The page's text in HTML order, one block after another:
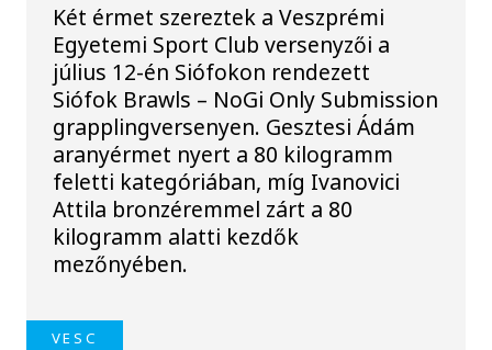
Két érmet szereztek a Veszprémi
Egyetemi Sport Club versenyzői a
július 12-én Siófokon rendezett
Siófok Brawls – NoGi Only Submission
grapplingversenyen. Gesztesi Ádám
aranyérmet nyert a 80 kilogramm
feletti kategóriában, míg Ivanovici
Attila bronzéremmel zárt a 80
kilogramm alatti kezdők
mezőnyében.
VESC